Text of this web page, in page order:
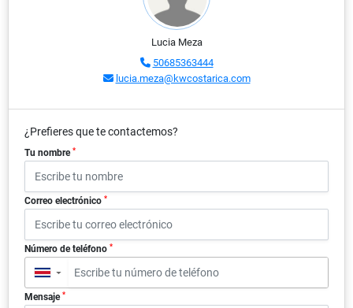
Lucia Meza
50685363444
lucia.meza@kwcostarica.com
¿Prefieres que te contactemos?
Tu nombre *
Correo electrónico *
Número de teléfono *
▼
Mensaje *